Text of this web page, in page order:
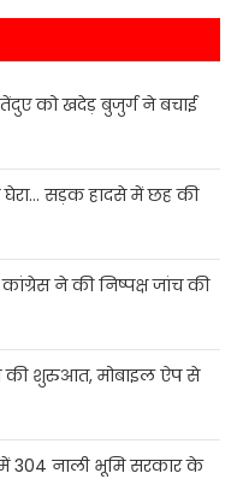
तेंदुए को खदेड़ बुजुर्ग ने बचाई
सड़क हादसे में छह की
ने की निष्पक्ष जांच की
की शुरुआत, मोबाइल ऐप से
304 नाली भूमि सरकार के